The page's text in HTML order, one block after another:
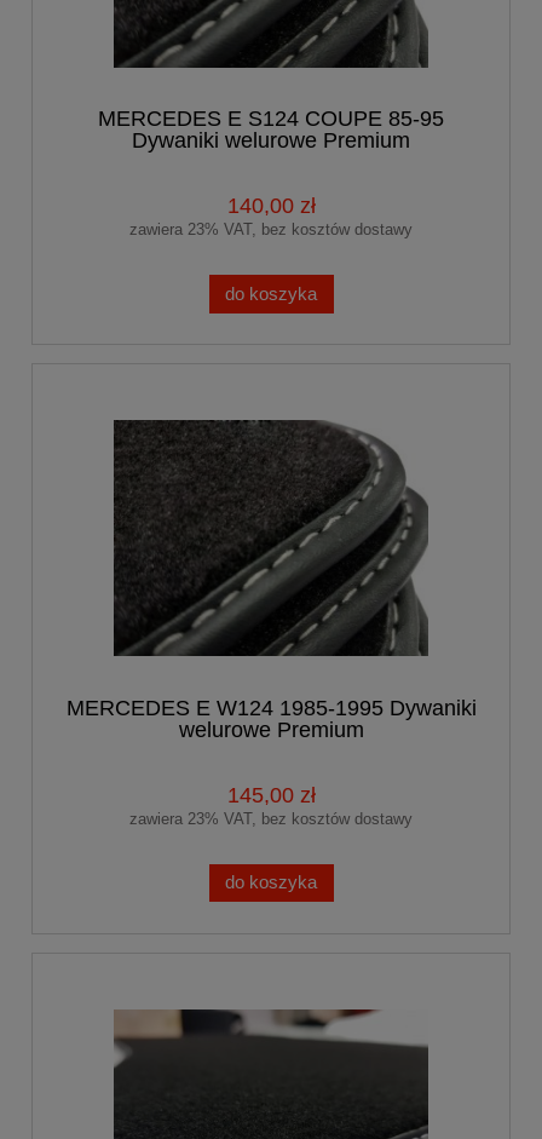
MERCEDES E S124 COUPE 85-95
Dywaniki welurowe Premium
140,00 zł
zawiera 23% VAT, bez kosztów dostawy
do koszyka
MERCEDES E W124 1985-1995 Dywaniki
welurowe Premium
145,00 zł
zawiera 23% VAT, bez kosztów dostawy
do koszyka